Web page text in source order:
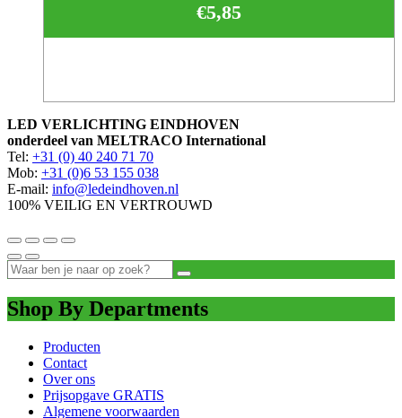
€5,85
LED VERLICHTING EINDHOVEN
onderdeel van MELTRACO International
Tel: +31 (0) 40 240 71 70
Mob: +31 (0)6 53 155 038
E-mail: info@ledeindhoven.nl
100% VEILIG EN VERTROUWD
Shop By Departments
Producten
Contact
Over ons
Prijsopgave GRATIS
Algemene voorwaarden